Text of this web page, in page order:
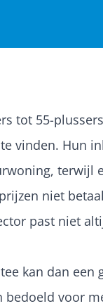
tot 55-
vinden. Hun
terwijl
niet
past niet
kan dan een
bedoeld voor